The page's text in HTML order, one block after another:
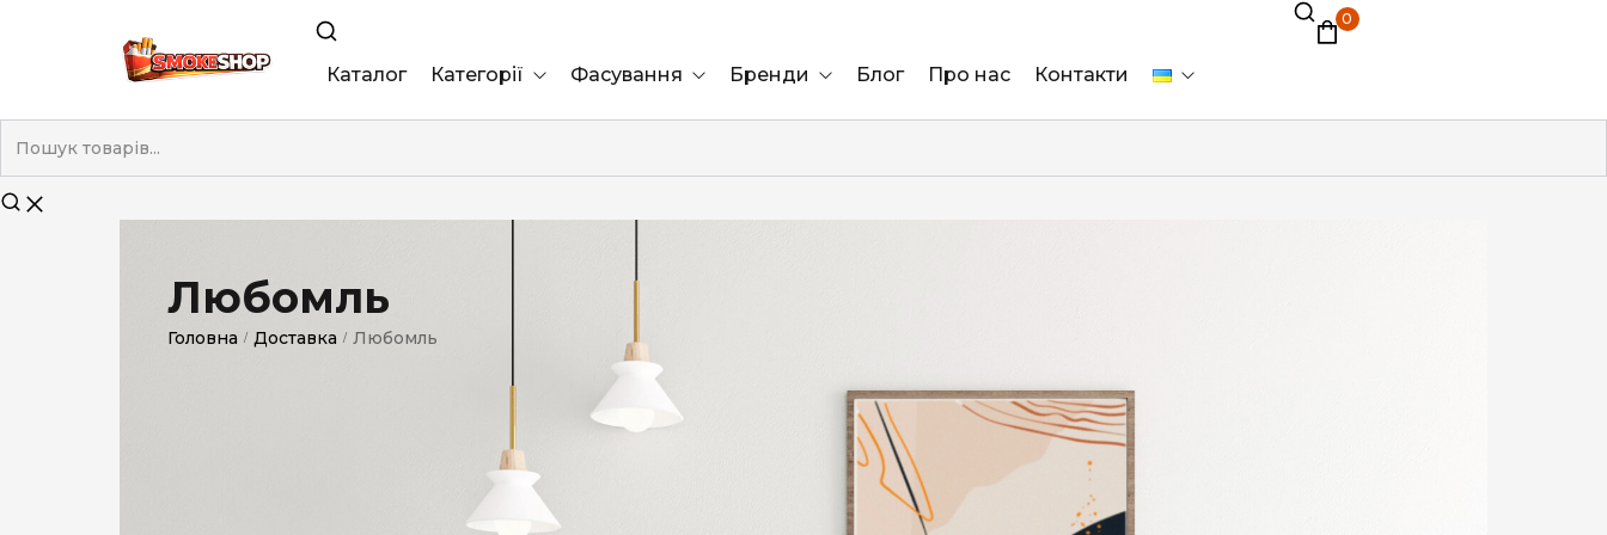
Каталог Категорії
Без фільтра
Смакові (капсула)
Фасування Бренди Блог Про нас Контакти
0
Любомль
Головна / Доставка / Любомль